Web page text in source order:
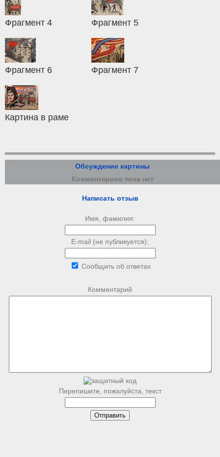
Фрагмент 4 Фрагмент 5
Фрагмент 6 Фрагмент 7
Картина в раме
Обсуждение картины
Комментариев пока нет
Написать отзыв
Имя, фамилия:
E-mail (не публикуется):
Сообщить об ответах
Комментарий
Перепишите, пожалуйста, текст